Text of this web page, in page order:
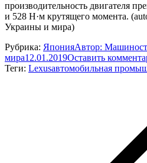
производительность двигателя
и 528 Н·м крутящего момента.
Украины и мира)
Рубрика: ЯпонияАвтор:
мира12.01.2019Оставить
Теги: Lexusавтомобильная